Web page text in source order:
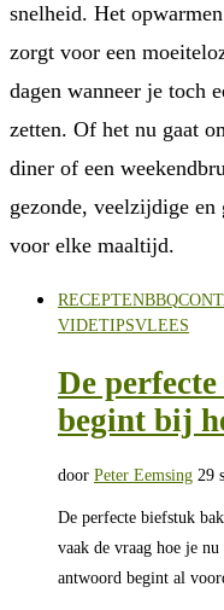
snelheid. Het
zorgt voor een
dagen wanneer je toch
zetten. Of het nu gaat
diner of een
gezonde, veelzijdige
voor elke maaltijd.
RECEPTENBBQ
VIDETIPSVLEES
De
begint bij
door Peter Eemsing 29
De perfecte biefstuk
vaak de vraag hoe je
antwoord begint al